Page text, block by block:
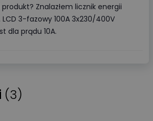
Znalazłem licznik energii
3-fazowy 100A 3x230/400V
dla prądu 10A.
(3)